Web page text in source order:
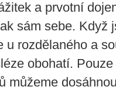
a prvotní
sám sebe. Když
u rozdělaného a
obohatí.
můžeme